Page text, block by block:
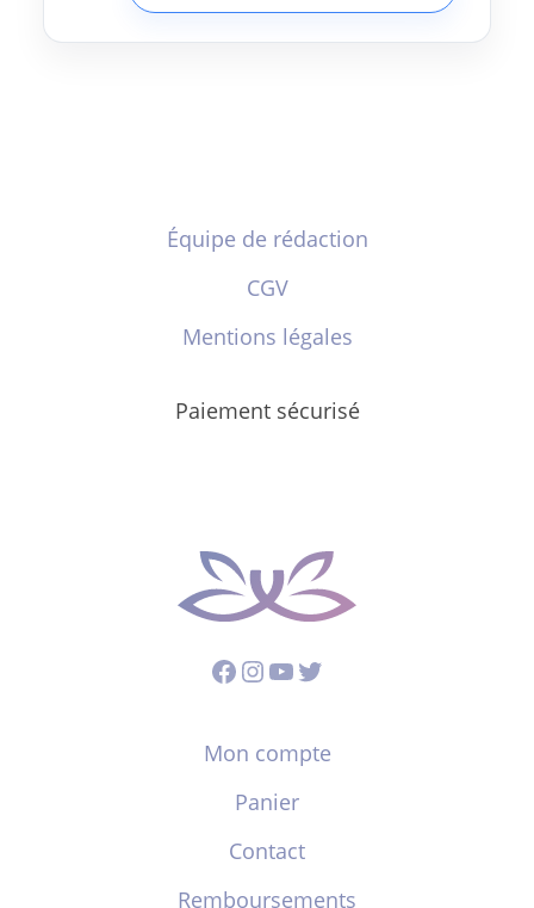
Équipe de rédaction
CGV
Mentions légales
Paiement sécurisé
Facebook
Instagram
YouTube
Twitter
Mon compte
Panier
Contact
Remboursements